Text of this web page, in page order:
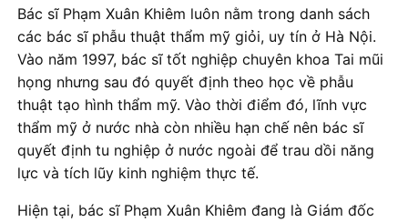
Bác sĩ Phạm Xuân Khiêm luôn nằm trong danh sách
các bác sĩ phẫu thuật thẩm mỹ giỏi, uy tín ở Hà Nội.
Vào năm 1997, bác sĩ tốt nghiệp chuyên khoa Tai mũi
họng nhưng sau đó quyết định theo học về phẫu
thuật tạo hình thẩm mỹ. Vào thời điểm đó, lĩnh vực
thẩm mỹ ở nước nhà còn nhiều hạn chế nên bác sĩ
quyết định tu nghiệp ở nước ngoài để trau dồi năng
lực và tích lũy kinh nghiệm thực tế.
Hiện tại, bác sĩ Phạm Xuân Khiêm đang là Giám đốc